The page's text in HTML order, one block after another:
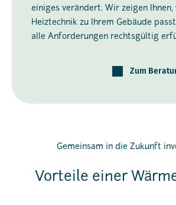
einiges verändert. Wir zeigen Ihnen,
Heiztechnik zu Ihrem Gebäude
alle Anforderungen rechtsgültig
Zum
Gemeinsam in die Zukunft
Vorteile einer